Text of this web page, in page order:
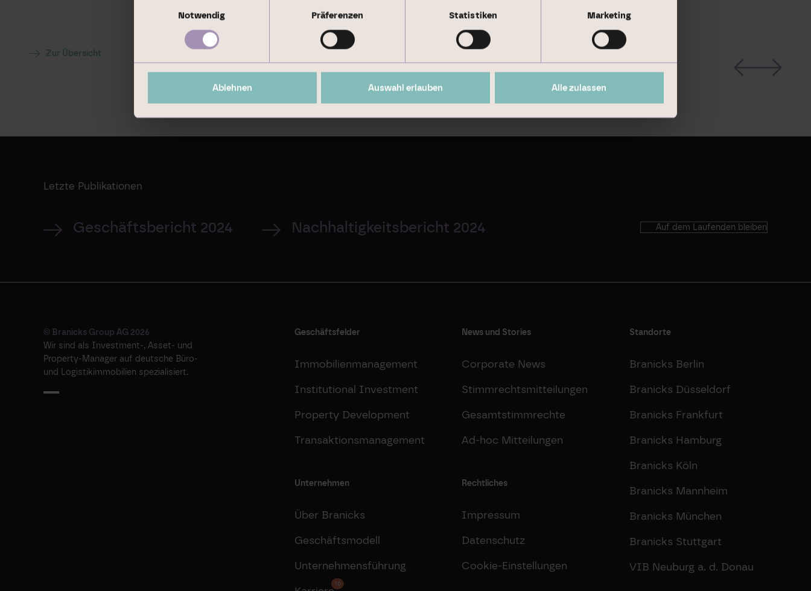
Notwendig
Präferenzen Statistiken Marketing
Ablehnen Auswahl erlauben Alle zulassen
Zur Übersicht
Letzte Publikationen
Geschäftsbericht 2024 Nachhaltigkeitsbericht 2024 Auf dem Laufenden bleiben
© Branicks Group AG 2026
Wir sind als ­Investment-, ­Asset- und
­Property-Manager auf deutsche ­Büro-
und Logistikimmobilien spezialisiert.
Geschäftsfelder
Immobilienmanagement
Institutional Investment
Property Development
Transaktionsmanagement
Unternehmen
Über Branicks
Geschäftsmodell
Unternehmensführung
16
News und Stories
Corporate News
Stimmrechtsmitteilungen
Gesamtstimmrechte
Ad-hoc Mitteilungen
Rechtliches
Impressum
Datenschutz
Cookie-Einstellungen
Standorte
Branicks Berlin
Branicks Düsseldorf
Branicks Frankfurt
Branicks Hamburg
Branicks Köln
Branicks Mannheim
Branicks München
Branicks Stuttgart
VIB Neuburg a. d. Donau